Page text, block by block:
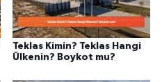
Teklas Kimin? Teklas Hangi
Ülkenin? Boykot mu?